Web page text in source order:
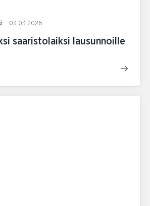
03.03.2026
saaristolaiksi lausunnoille